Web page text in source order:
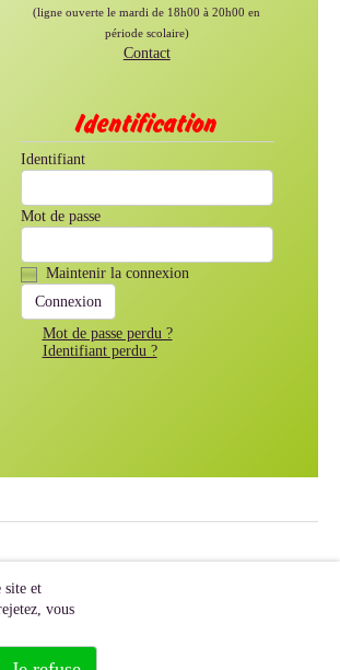
(ligne ouverte le mardi de 18h00 à 20h00 en
période scolaire)
Contact
Identification
Identifiant
Mot de passe
Maintenir la connexion
Mot de passe perdu ?
Identifiant perdu ?
site et
vous